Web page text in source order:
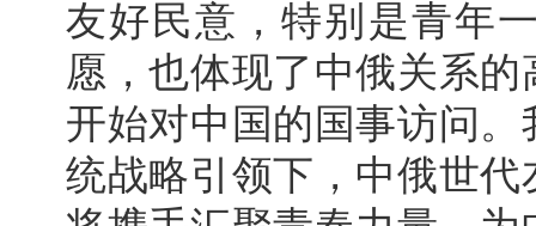
友好民意，特别是青年
愿，也体现了中俄关系
开始对中国的国事访问
统战略引领下，中俄世